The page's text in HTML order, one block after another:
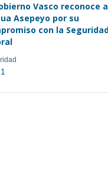
Vasco reconoce
Asepeyo por su
con la
1